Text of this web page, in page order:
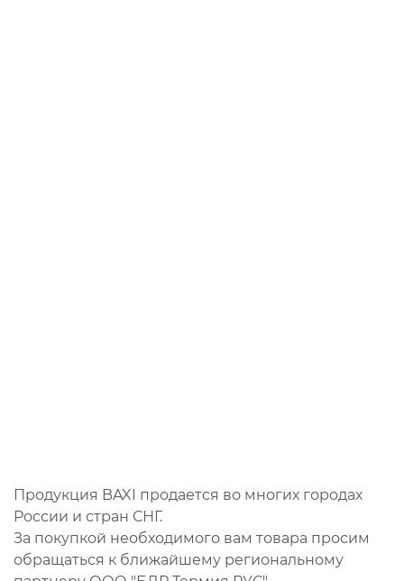
Продукция BAXI продается во многих городах
России и стран СНГ.
За покупкой необходимого вам товара просим
обращаться к ближайшему региональному